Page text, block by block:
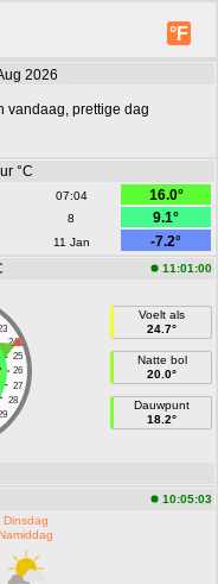
°F
2026
vandaag, prettige dag
°C
07:04
16.0°
8
9.1°
11 Jan
-7.2°
11:01:00
24
25
26
27
28
Voelt als
24.7°
Natte bol
20.0°
Dauwpunt
18.2°
10:05:03
Dinsdag